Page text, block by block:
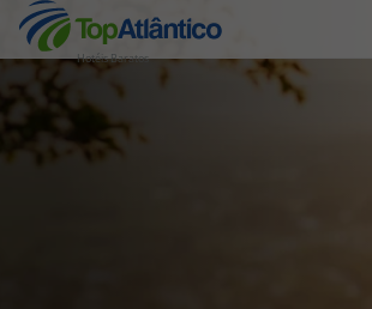
Hotéis Baratos
Destinos